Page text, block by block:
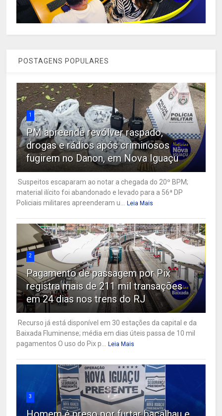
POSTAGENS POPULARES
1
PM apreende revólver raspado,
drogas e rádios após criminosos
fugirem no Danon, em Nova Iguaçu
Suspeitos escaparam ao notar a chegada do 20º BPM;
material ilícito foi abandonado e levado para a 56ª DP
Policiais militares apreenderam u...
Leia Mais
2
Pagamento de passagem por Pix
registra mais de 211 mil transações
em 24 dias nos trens do RJ
Recurso já está disponível em 30 estações da capital e da
Baixada Fluminense; média em dias úteis passa de 10 mil
pagamentos O uso do Pix p...
Leia Mais
3